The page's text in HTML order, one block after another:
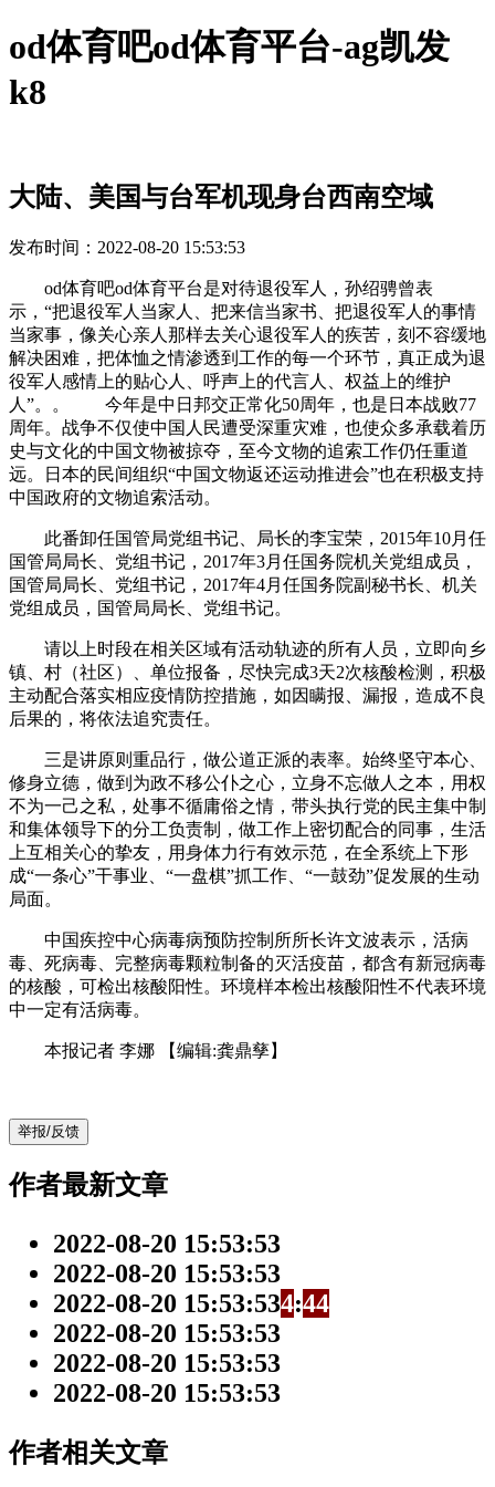
od体育吧od体育平台-ag凯发
k8
大陆、美国与台军机现身台西南空域
发布时间：2022-08-20 15:53:53
od体育吧od体育平台是对待退役军人，孙绍骋曾表
示，“把退役军人当家人、把来信当家书、把退役军人的事情
当家事，像关心亲人那样去关心退役军人的疾苦，刻不容缓地
解决困难，把体恤之情渗透到工作的每一个环节，真正成为退
役军人感情上的贴心人、呼声上的代言人、权益上的维护
人”。。 今年是中日邦交正常化50周年，也是日本战败77
周年。战争不仅使中国人民遭受深重灾难，也使众多承载着历
史与文化的中国文物被掠夺，至今文物的追索工作仍任重道
远。日本的民间组织“中国文物返还运动推进会”也在积极支持
中国政府的文物追索活动。
此番卸任国管局党组书记、局长的李宝荣，2015年10月任
国管局局长、党组书记，2017年3月任国务院机关党组成员，
国管局局长、党组书记，2017年4月任国务院副秘书长、机关
党组成员，国管局局长、党组书记。
请以上时段在相关区域有活动轨迹的所有人员，立即向乡
镇、村（社区）、单位报备，尽快完成3天2次核酸检测，积极
主动配合落实相应疫情防控措施，如因瞒报、漏报，造成不良
后果的，将依法追究责任。
三是讲原则重品行，做公道正派的表率。始终坚守本心、
修身立德，做到为政不移公仆之心，立身不忘做人之本，用权
不为一己之私，处事不循庸俗之情，带头执行党的民主集中制
和集体领导下的分工负责制，做工作上密切配合的同事，生活
上互相关心的挚友，用身体力行有效示范，在全系统上下形
成“一条心”干事业、“一盘棋”抓工作、“一鼓劲”促发展的生动
局面。
中国疾控中心病毒病预防控制所所长许文波表示，活病
毒、死病毒、完整病毒颗粒制备的灭活疫苗，都含有新冠病毒
的核酸，可检出核酸阳性。环境样本检出核酸阳性不代表环境
中一定有活病毒。
本报记者 李娜 【编辑:龚鼎孳】
举报/反馈
作者最新文章
2022-08-20 15:53:53
2022-08-20 15:53:53
2022-08-20 15:53:534:44
2022-08-20 15:53:53
2022-08-20 15:53:53
2022-08-20 15:53:53
作者相关文章